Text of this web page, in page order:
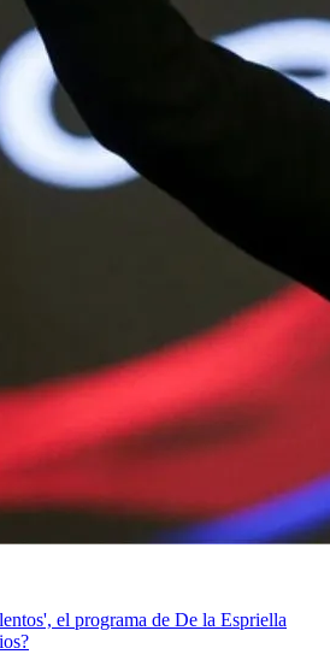
el programa de De la Espriella